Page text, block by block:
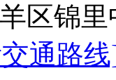
区锦
通路